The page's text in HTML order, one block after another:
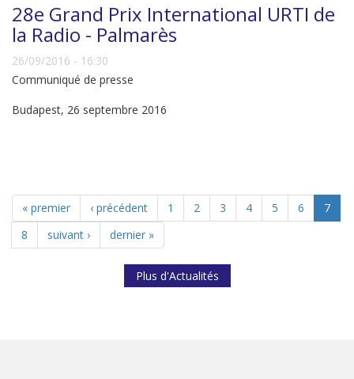
28e Grand Prix International URTI de
la Radio - Palmarès
26/09/2016 - 16:30
Communiqué de presse
Budapest, 26 septembre 2016
« premier ‹ précédent 1 2 3 4 5 6
7
8
suivant › dernier »
Plus d'Actualités